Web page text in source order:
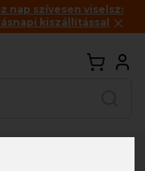
nap szívesen viselsz:
kiszállítással